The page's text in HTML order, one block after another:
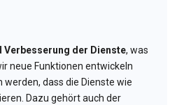
Verbesserung der Dienste, was
neue Funktionen entwickeln
werden, dass die Dienste wie
Dazu gehört auch der